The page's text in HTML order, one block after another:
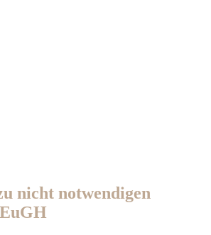
nicht notwendigen